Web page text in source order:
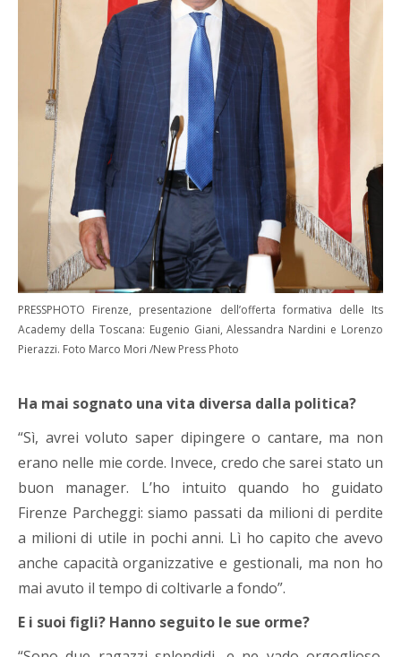
PRESSPHOTO Firenze, presentazione dell’offerta formativa delle Its
Academy della Toscana: Eugenio Giani, Alessandra Nardini e Lorenzo
Pierazzi. Foto Marco Mori /New Press Photo
Ha mai sognato una vita diversa dalla politica?
“Sì, avrei voluto saper dipingere o cantare, ma non
erano nelle mie corde. Invece, credo che sarei stato un
buon manager. L’ho intuito quando ho guidato
Firenze Parcheggi: siamo passati da milioni di perdite
a milioni di utile in pochi anni. Lì ho capito che avevo
anche capacità organizzative e gestionali, ma non ho
mai avuto il tempo di coltivarle a fondo”.
E i suoi figli? Hanno seguito le sue orme?